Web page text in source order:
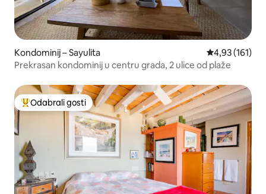
Kondominij – Sayulita Prosječna
4,93 (161)
Prekrasan kondominij u centru grada, 2 ulice od plaže
Među najviše rangiranima s oznakom „Odabrali gosti”
Odabrali gosti